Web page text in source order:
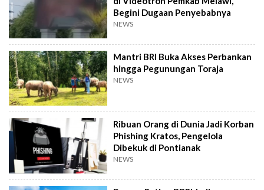
Begini Dugaan Penyebabnya
NEWS
Mantri BRI Buka Akses Perbankan
hingga Pegunungan Toraja
NEWS
Ribuan Orang di Dunia Jadi Korban
Phishing Kratos, Pengelola
Dibekuk di Pontianak
NEWS